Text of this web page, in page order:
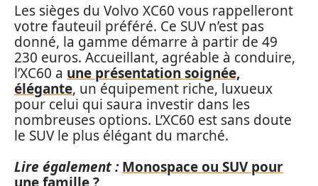
Les sièges du Volvo XC60 vous rappelleront
votre fauteuil préféré. Ce SUV n’est pas
donné, la gamme démarre à partir de 49
230 euros. Accueillant, agréable à conduire,
l’XC60 a une présentation soignée,
élégante, un équipement riche, luxueux
pour celui qui saura investir dans les
nombreuses options. L’XC60 est sans doute
le SUV le plus élégant du marché.
Lire également : Monospace ou SUV pour